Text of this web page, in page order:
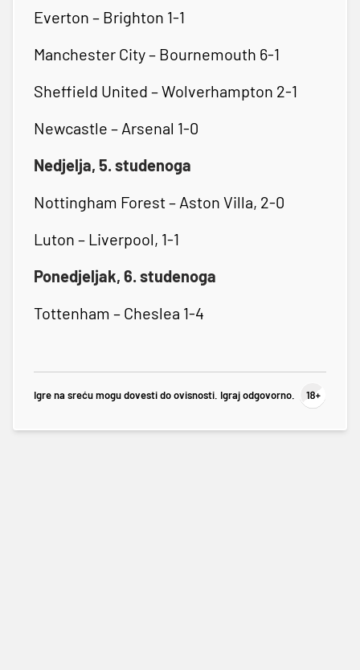
Everton – Brighton 1-1
Manchester City – Bournemouth 6-1
Sheffield United – Wolverhampton 2-1
Newcastle – Arsenal 1-0
Nedjelja, 5. studenoga
Nottingham Forest – Aston Villa, 2-0
Luton – Liverpool, 1-1
Ponedjeljak, 6. studenoga
Tottenham – Cheslea 1-4
Igre na sreću mogu dovesti do ovisnosti. Igraj odgovorno.